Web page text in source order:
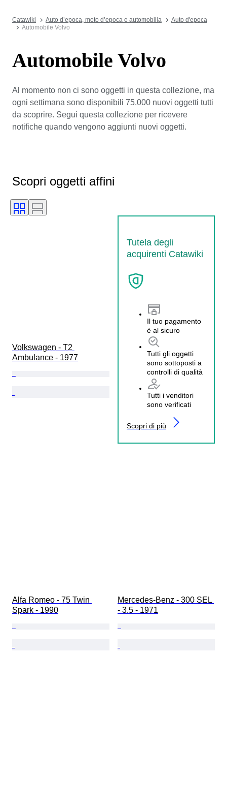
Catawiki Auto d’epoca, moto d’epoca e automobilia
Auto d'epoca
Automobile Volvo
Automobile Volvo
Al momento non ci sono oggetti in questa collezione, ma
ogni settimana sono disponibili 75.000 nuovi oggetti tutti
da scoprire. Segui questa collezione per ricevere
notifiche quando vengono aggiunti nuovi oggetti.
Scopri oggetti affini
Tutela degli
acquirenti Catawiki
Il tuo pagamento
è al sicuro
Tutti gli oggetti
sono sottoposti a
controlli di qualità
Tutti i venditori
sono verificati
Scopri di più
Volkswagen - T2
Ambulance - 1977
Alfa Romeo - 75 Twin
Spark - 1990
Mercedes-Benz - 300 SEL
- 3.5 - 1971